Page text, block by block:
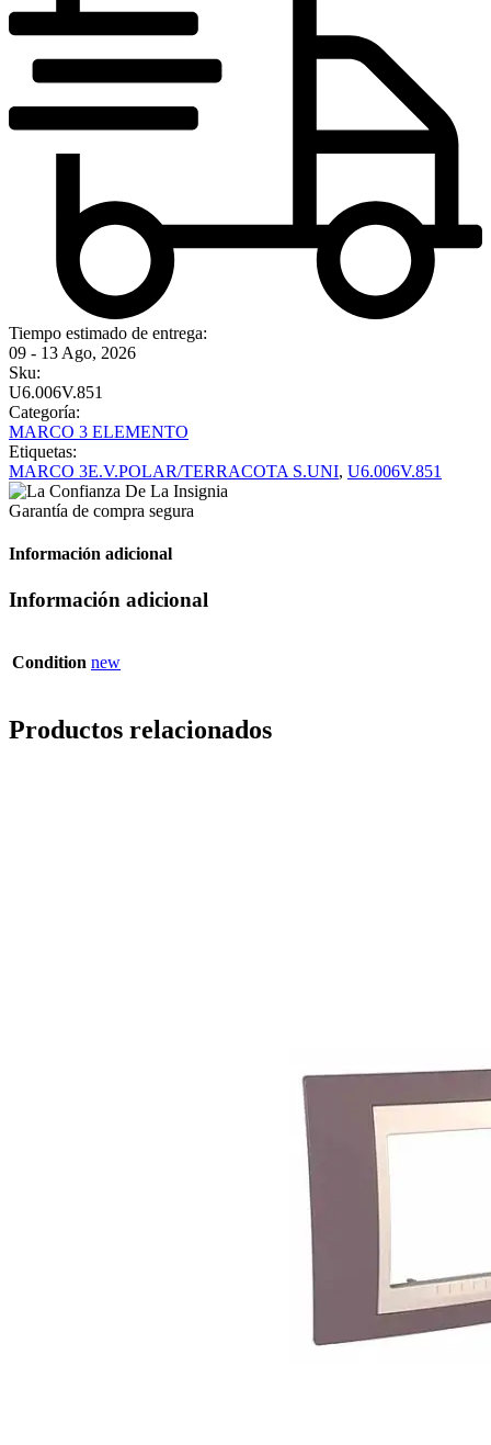
Tiempo estimado de entrega:
09 - 13 Ago, 2026
Sku:
U6.006V.851
Categoría:
MARCO 3 ELEMENTO
Etiquetas:
MARCO 3E.V.POLAR/TERRACOTA S.UNI, U6.006V.851
Garantía de compra segura
Información adicional
Información adicional
Condition new
Productos relacionados